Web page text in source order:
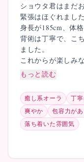
ショウタ君はまだ
緊張はほぐれました
身長が185cm、体
背術は丁寧で、こ
ました。
これからが楽しみ
もっと読む
癒し系オーラ 丁寧
爽やか
包容力があ
落ち着いた雰囲気